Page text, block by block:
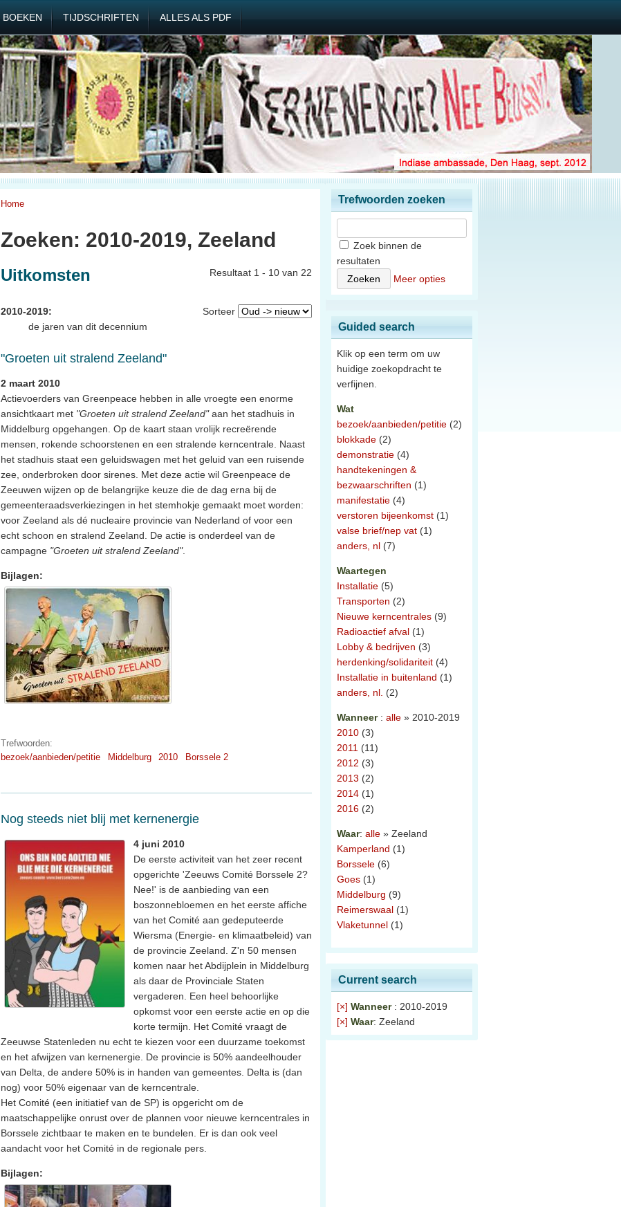
BOEKEN TIJDSCHRIFTEN ALLES ALS PDF
Home
Zoeken: 2010-2019, Zeeland
Resultaat 1 - 10 van 22
Uitkomsten
Sorteer
2010-2019:
de jaren van dit decennium
"Groeten uit stralend Zeeland"
2 maart 2010
Actievoerders van Greenpeace hebben in alle vroegte een enorme
ansichtkaart met "Groeten uit stralend Zeeland"aan het stadhuis in
Middelburg opgehangen. Op de kaart staan vrolijk recreërende
mensen, rokende schoorstenen en een stralende kerncentrale. Naast
het stadhuis staat een geluidswagen met het geluid van een ruisende
zee, onderbroken door sirenes. Met deze actie wil Greenpeace de
Zeeuwen wijzen op de belangrijke keuze die de dag erna bij de
gemeenteraadsverkiezingen in het stemhokje gemaakt moet worden:
voor Zeeland als dé nucleaire provincie van Nederland of voor een
echt schoon en stralend Zeeland. De actie is onderdeel van de
campagne "Groeten uit stralend Zeeland".
Bijlagen:
Trefwoorden:
bezoek/aanbieden/petitie
Middelburg 2010 Borssele 2
Nog steeds niet blij met kernenergie
4 juni 2010
De eerste activiteit van het zeer recent
opgerichte 'Zeeuws Comité Borssele 2?
Nee!' is de aanbieding van een
boszonnebloemen en het eerste affiche
van het Comité aan gedeputeerde
Wiersma (Energie- en klimaatbeleid) van
de provincie Zeeland. Z'n 50 mensen
komen naar het Abdijplein in Middelburg
als daar de Provinciale Staten
vergaderen. Een heel behoorlijke
opkomst voor een eerste actie en op die
korte termijn. Het Comité vraagt de
Zeeuwse Statenleden nu echt te kiezen voor een duurzame toekomst
en het afwijzen van kernenergie. De provincie is 50% aandeelhouder
van Delta, de andere 50% is in handen van gemeentes. Delta is (dan
nog) voor 50% eigenaar van de kerncentrale.
Het Comité (een initiatief van de SP) is opgericht om de
maatschappelijke onrust over de plannen voor nieuwe kerncentrales in
Borssele zichtbaar te maken en te bundelen. Er is dan ook veel
aandacht voor het Comité in de regionale pers.
Bijlagen:
Trefwoorden zoeken
Zoek binnen de
resultaten
Meer opties
Guided search
Klik op een term om uw
huidige zoekopdracht te
verfijnen.
Wat
bezoek/aanbieden/petitie (2)
blokkade (2)
demonstratie (4)
handtekeningen &
bezwaarschriften (1)
manifestatie (4)
verstoren bijeenkomst (1)
valse brief/nep vat (1)
anders, nl (7)
Waartegen
Installatie (5)
Transporten (2)
Nieuwe kerncentrales (9)
Radioactief afval (1)
Lobby & bedrijven (3)
herdenking/solidariteit (4)
Installatie in buitenland (1)
anders, nl. (2)
Wanneer : alle » 2010-2019
2010 (3)
2011 (11)
2012 (3)
2013 (2)
2014 (1)
2016 (2)
Waar: alle » Zeeland
Kamperland (1)
Borssele (6)
Goes (1)
Middelburg (9)
Reimerswaal (1)
Vlaketunnel (1)
Current search
[×] Wanneer : 2010-2019
[×] Waar: Zeeland